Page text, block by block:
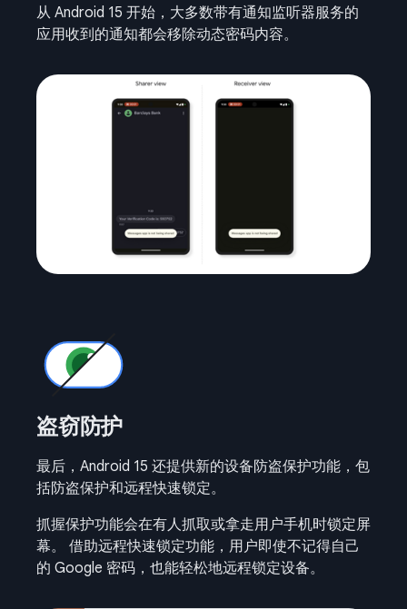
从 Android 15 开始，大多数带有通知监听器服务的
应用收到的通知都会移除动态密码内容。
盗窃防护
最后，Android 15 还提供新的设备防盗保护功能，包
括防盗保护和远程快速锁定。
抓握保护功能会在有人抓取或拿走用户手机时锁定屏
幕。 借助远程快速锁定功能，用户即使不记得自己
的 Google 密码，也能轻松地远程锁定设备。